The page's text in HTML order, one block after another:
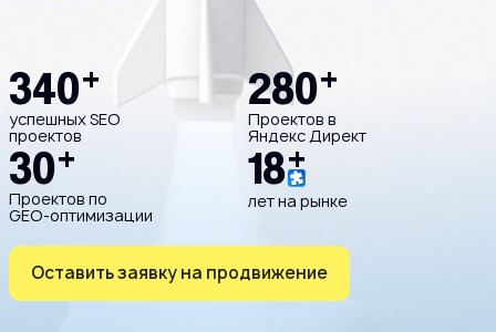
340+
успешных SEO
проектов
280+
Проектов в
Яндекс Директ
30+
Проектов по
GEO-оптимизации
18+
лет на рынке
Оставить заявку на продвижение